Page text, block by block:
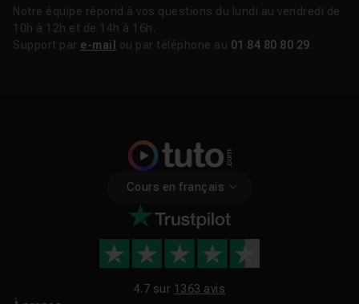
Notre équipe répond à vos questions du lundi au vendredi de
10h à 12h et de 14h à 16h.
Support par e-mail ou par téléphone au 01 84 80 80 29
Cours en français
4.7 sur 1363 avis